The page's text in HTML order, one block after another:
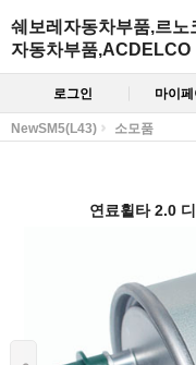
쉐보레자동차부품,르노
자동차부품,ACDELCO
로그인 마이페
NewSM5(L43) 소모품
연료휠타 2.0